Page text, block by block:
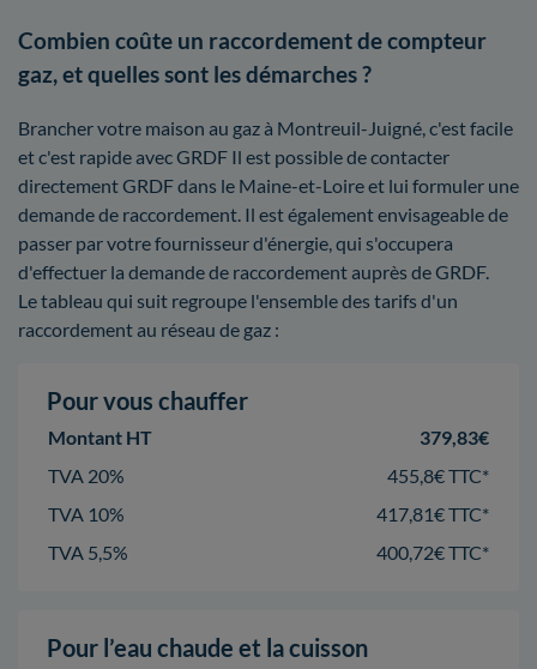
Combien coûte un raccordement de compteur
gaz, et quelles sont les démarches ?
Brancher votre maison au gaz à Montreuil-Juigné, c'est facile
et c'est rapide avec GRDF Il est possible de contacter
directement GRDF dans le Maine-et-Loire et lui formuler une
demande de raccordement. Il est également envisageable de
passer par votre fournisseur d'énergie, qui s'occupera
d'effectuer la demande de raccordement auprès de GRDF.
Le tableau qui suit regroupe l'ensemble des tarifs d'un
raccordement au réseau de gaz :
Pour vous chauffer
Montant HT
379,83€
TVA 20%
455,8€ TTC*
TVA 10%
417,81€ TTC*
TVA 5,5%
400,72€ TTC*
Pour l’eau chaude et la cuisson